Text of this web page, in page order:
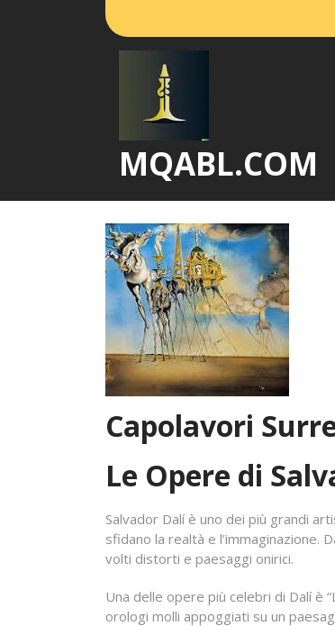
MQABL.COM
Capolavori
Le Opere di
Salvador Dalí è uno dei più grandi
sfidano la realtà e l’immaginazione.
volti distorti e paesaggi onirici.
Una delle opere più celebri di Dalí è
orologi molli appoggiati su un